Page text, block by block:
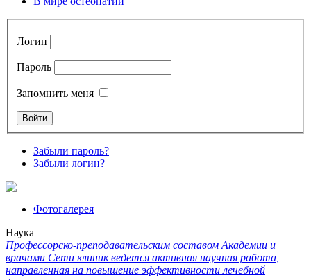
Логин
Пароль
Запомнить меня
Забыли пароль?
Забыли логин?
Фотогалерея
Наука
Профессорско-преподавательским составом Академии и
врачами Сети клиник ведется активная научная работа,
направленная на повышение эффективности лечебной